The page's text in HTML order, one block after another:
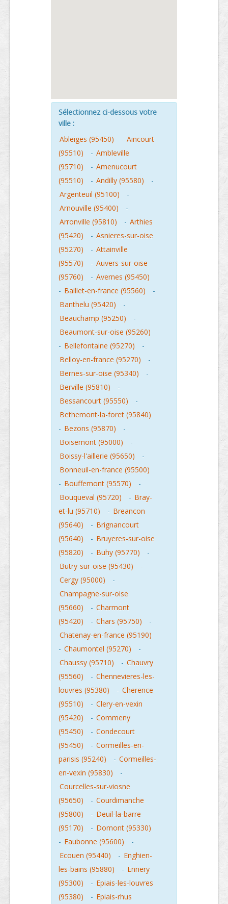
Sélectionnez ci-dessous votre
ville :
Ableiges (95450)
- Aincourt
(95510)
- Ambleville
(95710)
- Amenucourt
(95510)
- Andilly (95580)
-
Argenteuil (95100)
-
Arnouville (95400)
-
Arronville (95810)
- Arthies
(95420)
- Asnieres-sur-oise
(95270)
- Attainville
(95570)
- Auvers-sur-oise
(95760)
- Avernes (95450)
- Baillet-en-france (95560)
-
Banthelu (95420)
-
Beauchamp (95250)
-
Beaumont-sur-oise (95260)
- Bellefontaine (95270)
-
Belloy-en-france (95270)
-
Bernes-sur-oise (95340)
-
Berville (95810)
-
Bessancourt (95550)
-
Bethemont-la-foret (95840)
- Bezons (95870)
-
Boisemont (95000)
-
Boissy-l'aillerie (95650)
-
Bonneuil-en-france (95500)
- Bouffemont (95570)
-
Bouqueval (95720)
- Bray-
et-lu (95710)
- Breancon
(95640)
- Brignancourt
(95640)
- Bruyeres-sur-oise
(95820)
- Buhy (95770)
-
Butry-sur-oise (95430)
-
Cergy (95000)
-
Champagne-sur-oise
(95660)
- Charmont
(95420)
- Chars (95750)
-
Chatenay-en-france (95190)
- Chaumontel (95270)
-
Chaussy (95710)
- Chauvry
(95560)
- Chennevieres-les-
louvres (95380)
- Cherence
(95510)
- Clery-en-vexin
(95420)
- Commeny
(95450)
- Condecourt
(95450)
- Cormeilles-en-
parisis (95240)
- Cormeilles-
en-vexin (95830)
-
Courcelles-sur-viosne
(95650)
- Courdimanche
(95800)
- Deuil-la-barre
(95170)
- Domont (95330)
- Eaubonne (95600)
-
Ecouen (95440)
- Enghien-
les-bains (95880)
- Ennery
(95300)
- Epiais-les-louvres
(95380)
- Epiais-rhus